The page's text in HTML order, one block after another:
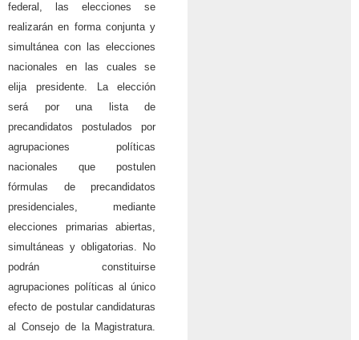
federal, las elecciones se
realizarán en forma conjunta y
simultánea con las elecciones
nacionales en las cuales se
elija presidente. La elección
será por una lista de
precandidatos postulados por
agrupaciones políticas
nacionales que postulen
fórmulas de precandidatos
presidenciales, mediante
elecciones primarias abiertas,
simultáneas y obligatorias. No
podrán constituirse
agrupaciones políticas al único
efecto de postular candidaturas
al Consejo de la Magistratura.